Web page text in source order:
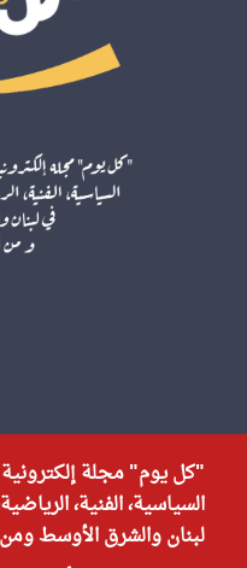
"كل يوم" مجلة
السياسية، الفنية،
لبنان والشرق الأوسط